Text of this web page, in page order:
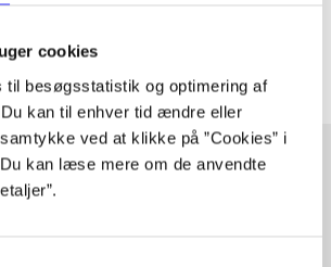
cookies
til besøgsstatistik og optimering af
kan til enhver tid ændre eller
ved at klikke på ”Cookies” i
kan læse mere om de anvendte